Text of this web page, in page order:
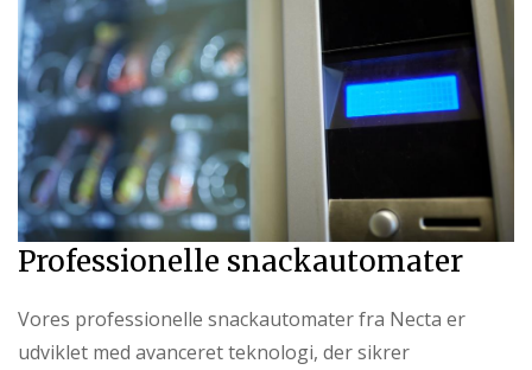
Professionelle snackautomater
Vores professionelle snackautomater fra Necta er
udviklet med avanceret teknologi, der sikrer